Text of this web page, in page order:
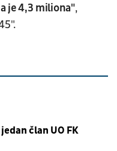
je 4,3 miliona",
član UO FK